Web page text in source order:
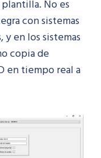
No es
con sistemas
en los sistemas
copia de
en tiempo real a